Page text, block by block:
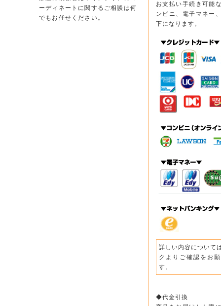
ーディネートに関するご相談は何
でもお任せください。
お支払い手続き可能
ンビニ、電子マネー
下になります。
詳しい内容について
クよりご確認をお
す。
◆代金引換